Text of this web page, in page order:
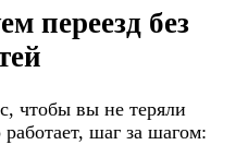
переезд без
чтобы вы не теряли
шаг за шагом: